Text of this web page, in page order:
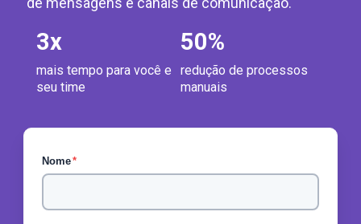
3x
mais tempo para você e
seu time
50%
redução de processos
manuais
Nome*